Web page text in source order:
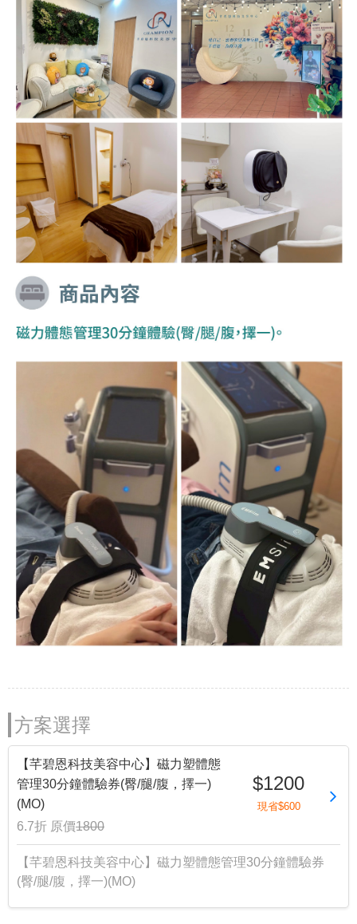
方案選擇
【芊碧恩科技美容中心】磁力塑體態
管理30分鐘體驗券(臀/腿/腹，擇一)
(MO)
6.7折 原價1800
$1200
現省$600
【芊碧恩科技美容中心】磁力塑體態管理30分鐘體驗券
(臀/腿/腹，擇一)(MO)